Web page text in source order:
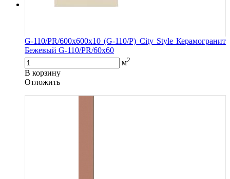
G-110/PR/600x600x10 (G-110/P) City Style Керамогранит
Бежевый G-110/PR/60x60
м2
В корзину
Oтложить